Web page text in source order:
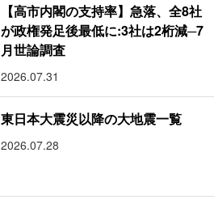
【高市内閣の支持率】急落、全8社
が政権発足後最低に:3社は2桁減─7
月世論調査
2026.07.31
東日本大震災以降の大地震一覧
2026.07.28